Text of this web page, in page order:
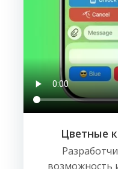
Цветные
возможность